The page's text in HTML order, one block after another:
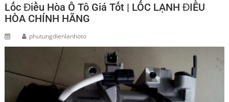
Lốc Điều Hòa Ô Tô Giá Tốt | LỐC LẠNH ĐIỀU
HÒA CHÍNH HÃNG
phutungdienlanhoto